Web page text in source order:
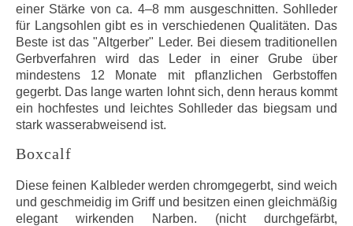
einer Stärke von ca. 4–8 mm ausgeschnitten. Sohlleder
für Langsohlen gibt es in verschiedenen Qualitäten. Das
Beste ist das "Altgerber" Leder. Bei diesem traditionellen
Gerbverfahren wird das Leder in einer Grube über
mindestens 12 Monate mit pflanzlichen Gerbstoffen
gegerbt. Das lange warten lohnt sich, denn heraus kommt
ein hochfestes und leichtes Sohlleder das biegsam und
stark wasserabweisend ist.
Boxcalf
Diese feinen Kalbleder werden chromgegerbt, sind weich
und geschmeidig im Griff und besitzen einen gleichmäßig
elegant wirkenden Narben. (nicht durchgefärbt,